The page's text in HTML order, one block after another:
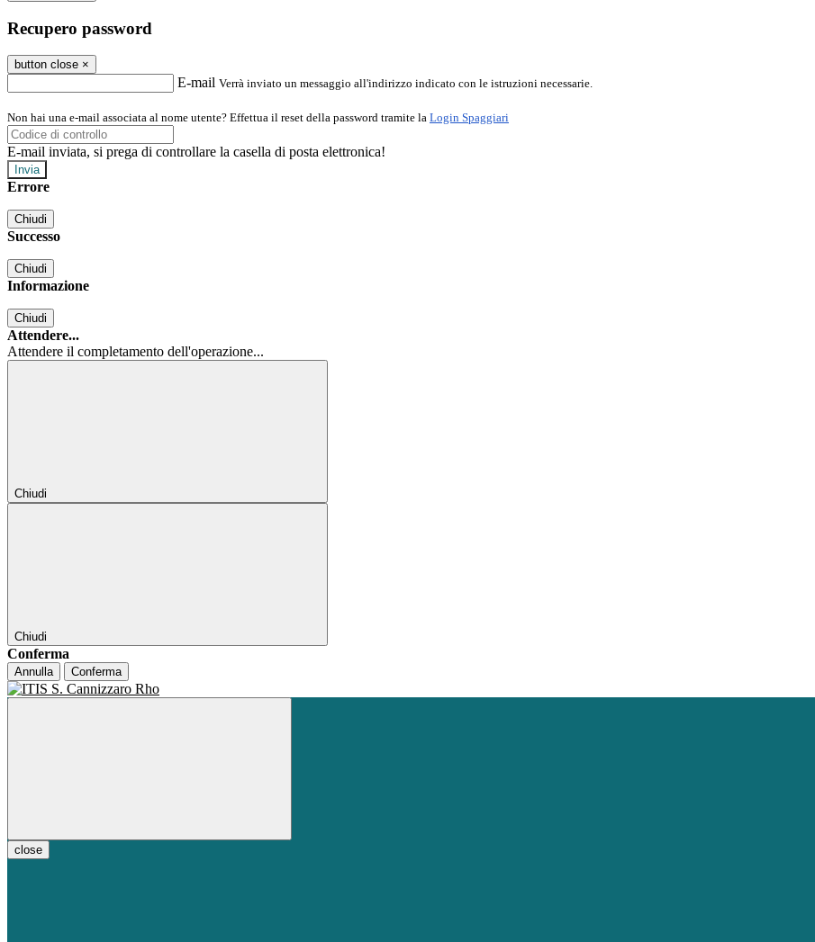
Recupero password
button close ×
E-mail Verrà inviato un messaggio all'indirizzo indicato con le istruzioni necessarie.
Non hai una e-mail associata al nome utente? Effettua il reset della password tramite la Login Spaggiari
E-mail inviata, si prega di controllare la casella di posta elettronica!
Errore
Chiudi
Successo
Chiudi
Informazione
Chiudi
Attendere...
Attendere il completamento dell'operazione...
Chiudi
Chiudi
Conferma
Annulla Conferma
close